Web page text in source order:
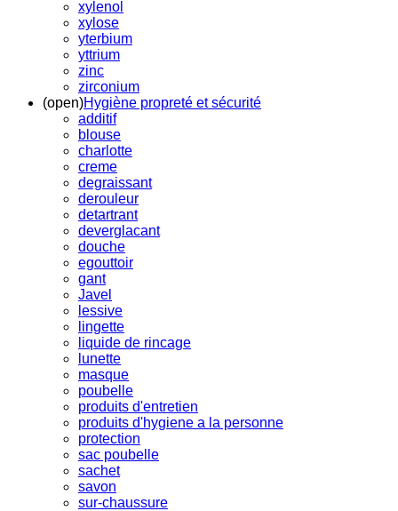
xylenol
xylose
yterbium
yttrium
zinc
zirconium
(open)Hygiène propreté et sécurité
additif
blouse
charlotte
creme
degraissant
derouleur
detartrant
deverglacant
douche
egouttoir
gant
Javel
lessive
lingette
liquide de rincage
lunette
masque
poubelle
produits d'entretien
produits d'hygiene a la personne
protection
sac poubelle
sachet
savon
sur-chaussure